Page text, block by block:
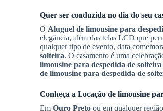
Quer ser conduzida no dia do seu
O Aluguel de limousine para
elegância, além das telas LCD que
qualquer tipo de evento, data
solteira. O casamento é uma
limousine para despedida de solteira
de limousine para despedida de
Conheça a Locação de limousine
Em Ouro Preto ou em qualquer